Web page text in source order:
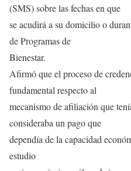
(SMS) sobre las fechas en que
se acudirá a su domicilio o
de Programas de
Bienestar.
Afirmó que el proceso de
fundamental respecto al
mecanismo de afiliación que
consideraba un pago que
dependía de la capacidad
estudio